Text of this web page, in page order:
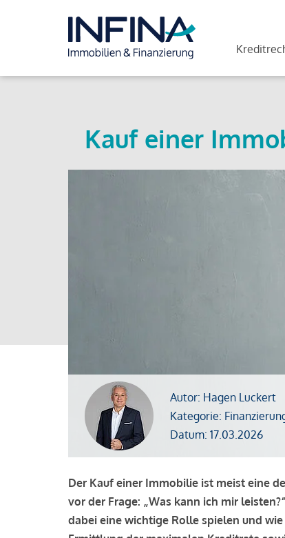
Kauf einer
Autor: Hagen Luckert
Kategorie:
Datum: 17.03.2026
Der Kauf einer Immobilie ist meist eine
vor der Frage: „Was kann ich mir
dabei eine wichtige Rolle spielen und